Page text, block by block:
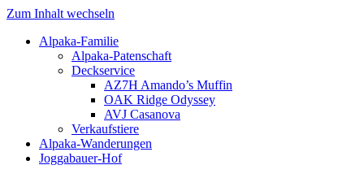
Zum Inhalt wechseln
Alpaka-Familie
Alpaka-Patenschaft
Deckservice
AZ7H Amando’s Muffin
OAK Ridge Odyssey
AVJ Casanova
Verkaufstiere
Alpaka-Wanderungen
Joggabauer-Hof